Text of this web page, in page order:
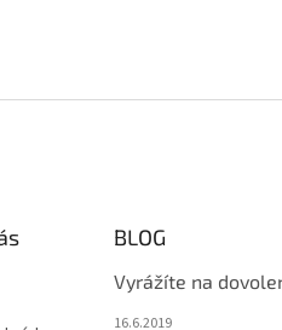
BLOG
Vyrážíte na
16.6.2019